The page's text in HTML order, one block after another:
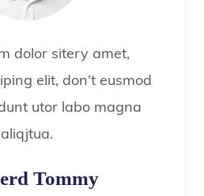
dolor sitery amet,
elit, don’t eusmod
utor labo magna
aliqjtua.
Tommy